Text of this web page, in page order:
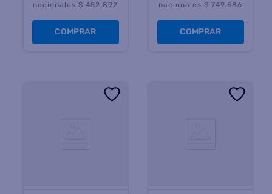
nacionales $ 452.892
COMPRAR
nacionales $ 749.586
COMPRAR